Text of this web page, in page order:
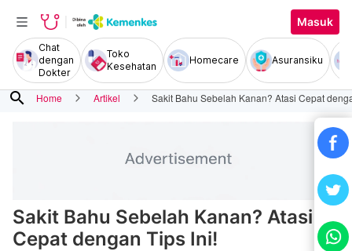
Masuk
Chat
dengan
Dokter
Toko
Kesehatan
Homecare Asuransiku
search Home Artikel Sakit Bahu Sebelah Kanan? Atasi Cepat
Sakit Bahu Sebelah Kanan? Atasi
Cepat dengan Tips Ini!